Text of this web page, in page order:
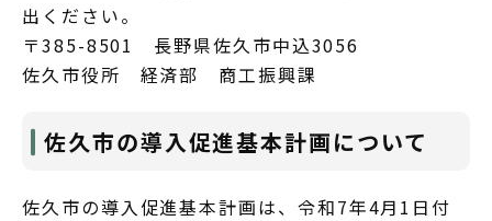
出ください。
〒385-8501 長野県佐久市中込3056
佐久市役所 経済部 商工振興課
佐久市の導入促進基本計画について
佐久市の導入促進基本計画は、令和7年4月1日付